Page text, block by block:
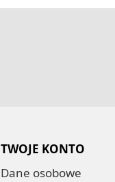
TWOJE KONTO
Dane osobowe